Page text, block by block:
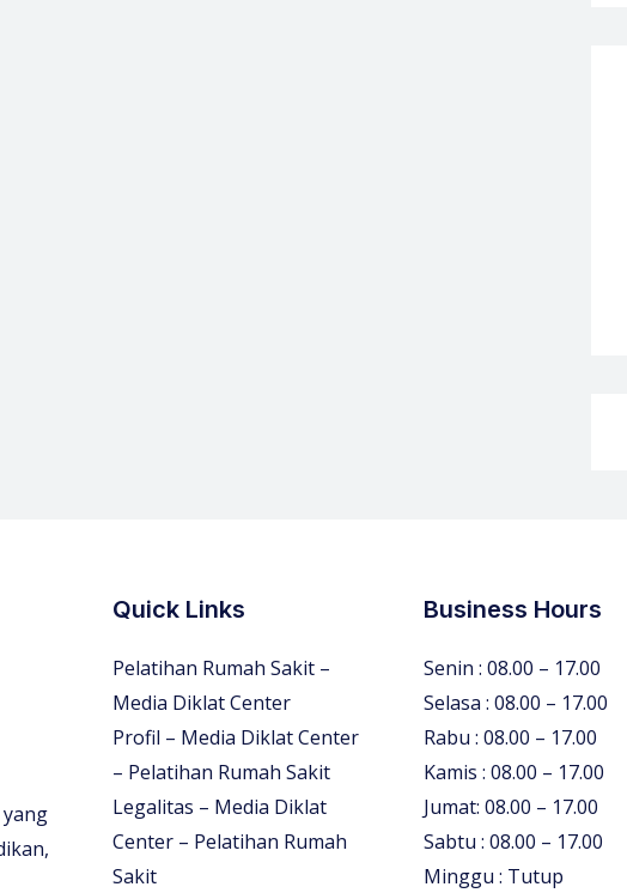
Quick Links
Pelatihan Rumah Sakit –
Media Diklat Center
Profil – Media Diklat Center
– Pelatihan Rumah Sakit
Legalitas – Media Diklat
Center – Pelatihan Rumah
Sakit
Business Hours
Senin : 08.00 – 17.00
Selasa : 08.00 – 17.00
Rabu : 08.00 – 17.00
Kamis : 08.00 – 17.00
Jumat: 08.00 – 17.00
Sabtu : 08.00 – 17.00
Minggu : Tutup